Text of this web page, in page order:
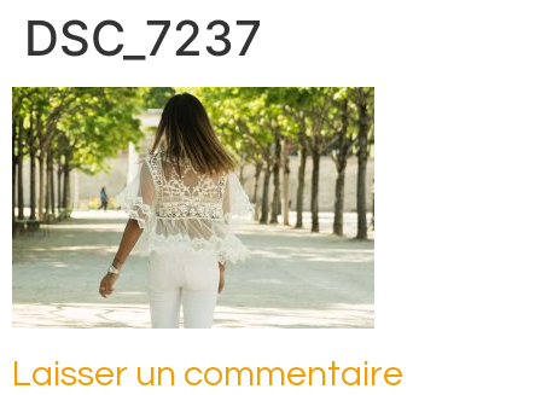
DSC_7237
Laisser un commentaire